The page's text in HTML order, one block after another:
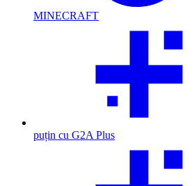
MINECRAFT
puțin cu G2A Plus